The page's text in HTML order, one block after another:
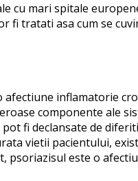
cu mari spitale
fi tratati asa cum se
afectiune inflamatorie
componente ale
fi declansate de
vietii pacientului,
psoriazisul este o